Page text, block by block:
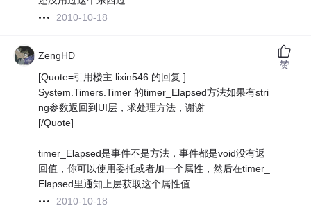
2010-10-18
ZengHD
[Quote=引用楼主 lixin546 的回复:]
System.Timers.Timer 的timer_Elapsed方法如果有stri
ng参数返回到UI层，求处理方法，谢谢
[/Quote]
timer_Elapsed是事件不是方法，事件都是void没有返
回值，你可以使用委托或者加一个属性，然后在timer_
Elapsed里通知上层获取这个属性值
2010-10-18
赞